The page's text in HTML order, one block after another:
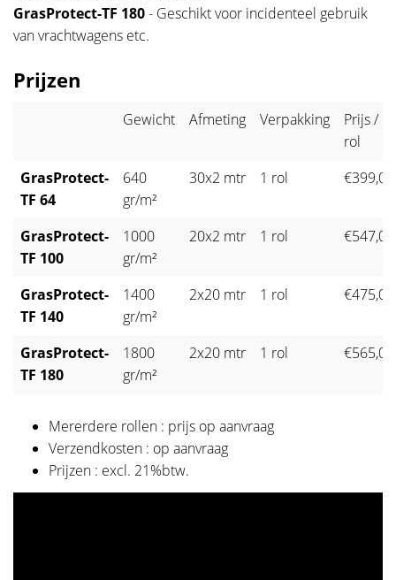
GrasProtect-TF 180- Geschikt voor incidenteel gebruik
van vrachtwagens etc.
Prijzen
Gewicht Afmeting Verpakking
Prijs /
rol
GrasProtect-
TF 64
640
gr/m²
30x2 mtr 1 rol €399,00
GrasProtect-
TF 100
1000
gr/m²
20x2 mtr 1 rol €547,00
GrasProtect-
TF 140
1400
gr/m²
2x20 mtr 1 rol €475,00
GrasProtect-
TF 180
1800
gr/m²
2x20 mtr 1 rol €565,00
Mererdere rollen : prijs op aanvraag
Verzendkosten : op aanvraag
Prijzen : excl. 21%btw.